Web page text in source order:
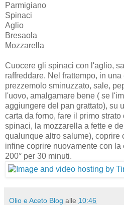
Parmigiano
Spinaci
Aglio
Bresaola
Mozzarella
Cuocere gli spinaci con l'aglio,
raffreddare. Nel frattempo, in
prezzemolo sminuzzato, sale,
l'uovo, amalgamare bene ( se
aggiungere del pan grattato), su
carta da forno, fare il primo strato
spinaci, la mozzarella a fette e
qualunque altro salume), coprire
infine coprire nuovamente con la
200° per 30 minuti.
Olio e Aceto Blog alle 10:46